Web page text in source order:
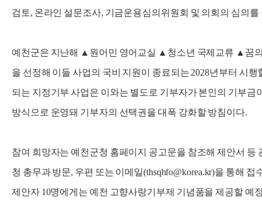
검토, 온라인 설문조사, 기금운용심의위원회 및 의회의 심의
예천군은 지난해 ▲원어민 영어교실 ▲청소년 국제교류 ▲꿈
을 선정해 이들 사업의 국비 지원이 종료되는 2028년부터 시
되는 지정기부 사업은 이와는 별도로 기부자가 본인의 기부금
방식으로 운영돼 기부자의 선택권을 대폭 강화할 방침이다.
참여 희망자는 예천군청 홈페이지 공고문을 참조해 제안서 등
청 총무과 방문, 우편 또는 이메일(thsqhfo@korea.kr)을 통해
제안자 10명에게는 예천 고향사랑기부제 기념품을 제공할 예